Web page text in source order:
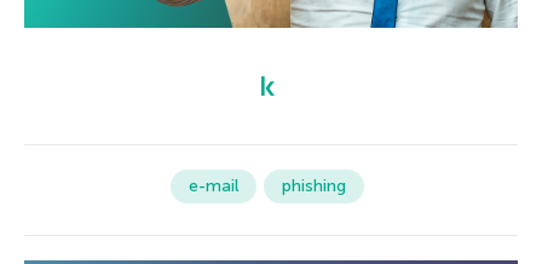
e-mail phishing